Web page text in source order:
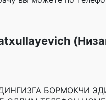
БОРМОКЧИ